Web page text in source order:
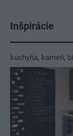
Inšpirácie
kuchyňa, kameň,